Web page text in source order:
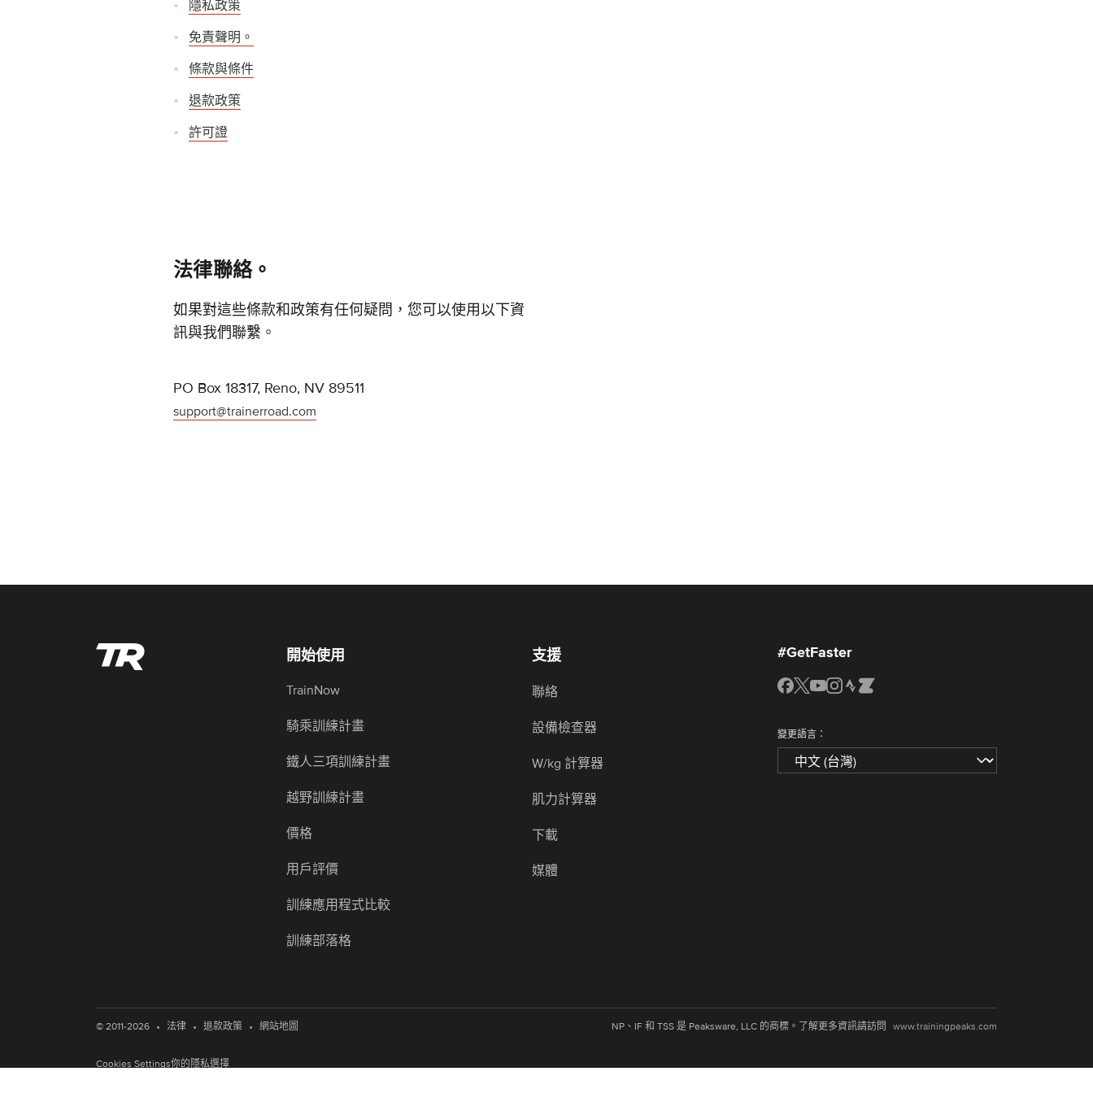
隱私政策
免責聲明。
條款與條件
退款政策
許可證
法律聯絡。
如果對這些條款和政策有任何疑問，您可以使用以下資
訊與我們聯繫。
PO Box 18317, Reno, NV 89511
support@trainerroad.com
開始使用
TrainNow
騎乘訓練計畫
鐵人三項訓練計畫
越野訓練計畫
價格
用戶評價
訓練應用程式比較
訓練部落格
支援
聯絡
設備檢查器
W/kg 計算器
肌力計算器
下載
媒體
#GetFaster
變更語言：
© 2011-2026 • 法律 • 退款政策 • 網站地圖 NP、IF 和 TSS 是 Peaksware, LLC 的商標。了解更多資訊請訪問 www.trainingpeaks.com
Cookies Settings你的隱私選擇